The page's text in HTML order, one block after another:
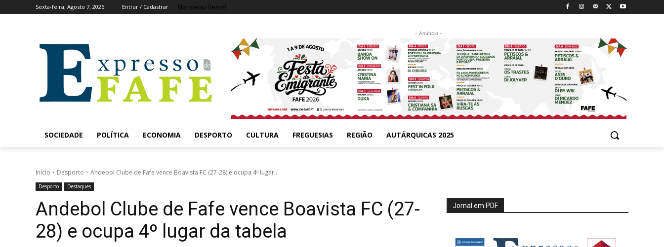
Sexta-feira, Agosto 7, 2026 Entrar / Cadastrar No menu items!
- Anúncio -
SOCIEDADE POLÍTICA ECONOMIA DESPORTO CULTURA FREGUESIAS REGIÃO AUTÁRQUICAS 2025
Início Desporto Andebol Clube de Fafe vence Boavista FC (27-28) e ocupa 4º lugar...
Desporto Destaques
Andebol Clube de Fafe vence Boavista FC (27-
28) e ocupa 4º lugar da tabela
Jornal em PDF